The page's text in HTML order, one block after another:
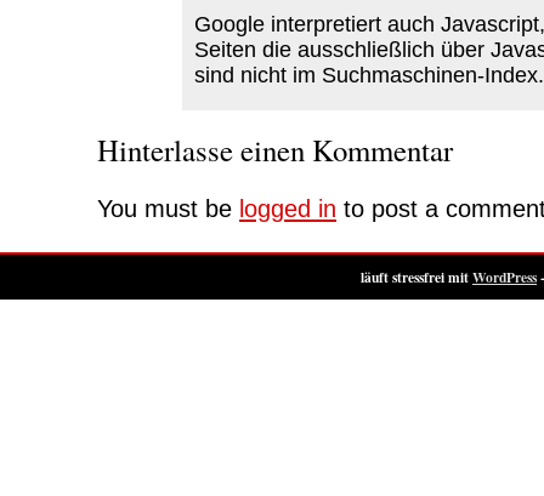
Google interpretiert auch
Seiten die ausschließlich über
sind nicht im Suchmaschinen-Index.
Hinterlasse einen Kommentar
You must be logged in to post a
läuft stressfrei mitWordPress